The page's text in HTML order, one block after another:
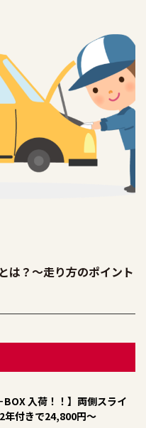
は？～走り方のポイント
BOX 入荷！！】両側スライ
付きで24,800円～